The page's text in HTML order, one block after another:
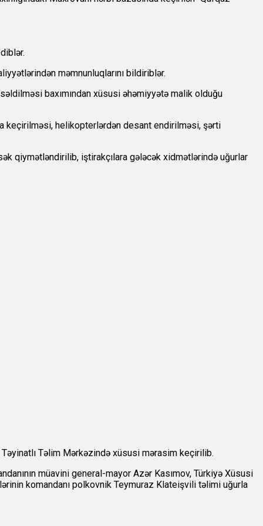
məmnunluqlarını bildiriblər.
baxımından xüsusi əhəmiyyətə malik olduğu
keçirilməsi, helikopterlərdən desant endirilməsi, şərti
qiymətləndirilib, iştirakçılara gələcək xidmətlərində uğurlar
Təlim Mərkəzində xüsusi mərasim keçirilib.
müavini general-mayor Azər Kasımov, Türkiyə Xüsusi
komandanı polkovnik Teymuraz Klateişvili təlimi uğurla